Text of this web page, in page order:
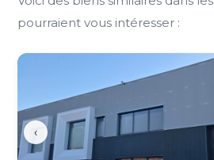
pourraient vous intéresser :
‹